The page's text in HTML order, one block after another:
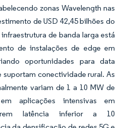
zonas Wavelength nas
de USD 42,45 bilhões do
de banda larga está
de instalações de edge em
oportunidades para data
suportam conectividade rural. As
variam de 1 a 10 MW de
aplicações intensivas em
latência inferior a 10